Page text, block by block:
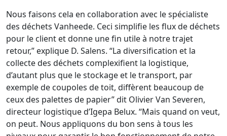
Nous faisons cela en collaboration avec le spécialiste
des déchets Vanheede. Ceci simplifie les flux de déchets
pour le client et donne une fin utile à notre trajet
retour,” explique D. Salens. “La diversification et la
collecte des déchets complexifient la logistique,
d’autant plus que le stockage et le transport, par
exemple de coupoles de toit, diffèrent beaucoup de
ceux des palettes de papier” dit Olivier Van Severen,
directeur logistique d’Igepa Belux. “Mais quand on veut,
on peut. Nous appliquons du bon sens à tous les